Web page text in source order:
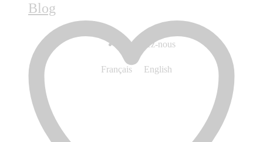
Blog
Contactez-nous
Français English